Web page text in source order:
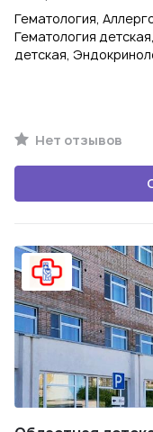
Гематология,
Гематология
детская,
Нет отзывов